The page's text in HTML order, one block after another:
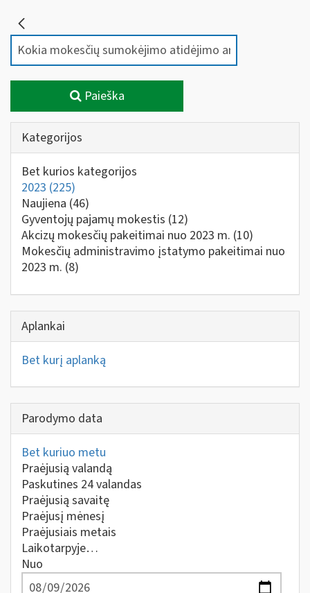
Paieška
Kategorijos
Bet kurios kategorijos
2023 (225)
Naujiena (46)
Gyventojų pajamų mokestis (12)
Akcizų mokesčių pakeitimai nuo 2023 m. (10)
Mokesčių administravimo įstatymo pakeitimai nuo
2023 m. (8)
Aplankai
Bet kurį aplanką
Parodymo data
Bet kuriuo metu
Praėjusią valandą
Paskutines 24 valandas
Praėjusią savaitę
Praėjusį mėnesį
Praėjusiais metais
Laikotarpyje…
Nuo